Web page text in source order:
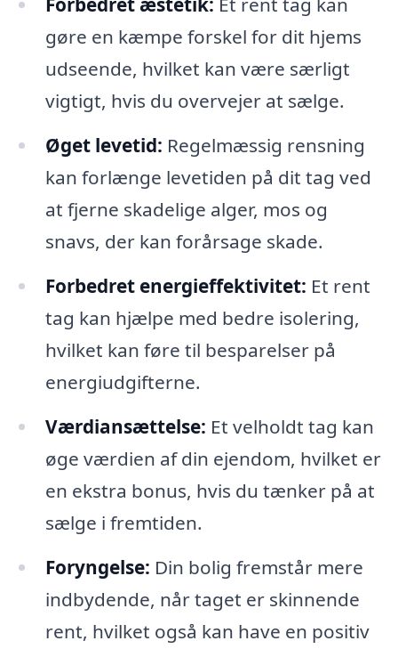
gøre en kæmpe forskel for dit hjems
udseende, hvilket kan være særligt
vigtigt, hvis du overvejer at sælge.
Øget levetid: Regelmæssig rensning
kan forlænge levetiden på dit tag ved
at fjerne skadelige alger, mos og
snavs, der kan forårsage skade.
Forbedret energieffektivitet: Et rent
tag kan hjælpe med bedre isolering,
hvilket kan føre til besparelser på
energiudgifterne.
Værdiansættelse: Et velholdt tag kan
øge værdien af din ejendom, hvilket er
en ekstra bonus, hvis du tænker på at
sælge i fremtiden.
Foryngelse: Din bolig fremstår mere
indbydende, når taget er skinnende
rent, hvilket også kan have en positiv